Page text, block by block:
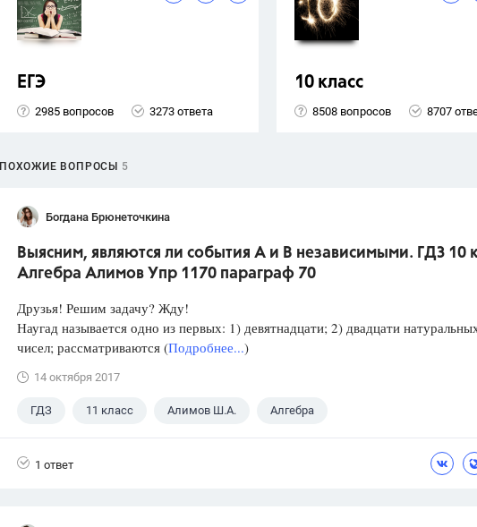
ЕГЭ
2985 вопросов 3273 ответа
10 класс
8508 вопросов 8707
ПОХОЖИЕ ВОПРОСЫ 5
Богдана Брюнеточкина
Выясним, являются ли события А и В независимыми. ГДЗ 10
Алгебра Алимов Упр 1170 параграф 70
Друзья! Решим задачу? Жду!
Наугад называется одно из первых: 1) девятнадцати; 2) двадцати
чисел; рассматриваются (Подробнее...)
14 октября 2017
ГДЗ 11 класс Алимов Ш.А. Алгебра
1 ответ